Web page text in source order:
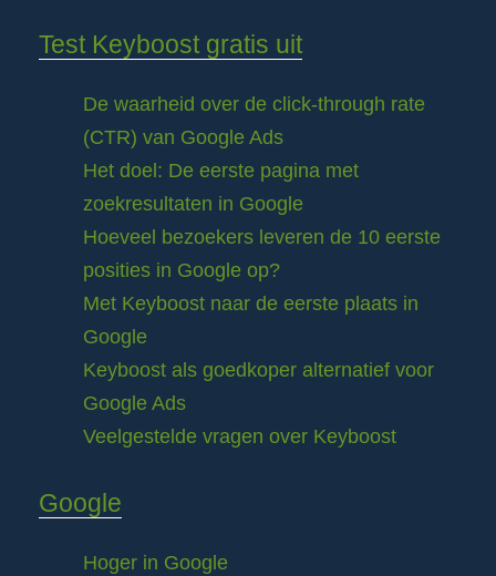
Test Keyboost gratis uit
De waarheid over de click-through rate
(CTR) van Google Ads
Het doel: De eerste pagina met
zoekresultaten in Google
Hoeveel bezoekers leveren de 10 eerste
posities in Google op?
Met Keyboost naar de eerste plaats in
Google
Keyboost als goedkoper alternatief voor
Google Ads
Veelgestelde vragen over Keyboost
Google
Hoger in Google